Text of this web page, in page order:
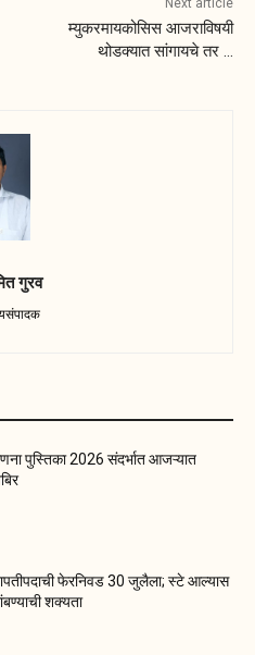
Next article
म्युकरमायकोसिस आजराविषयी
थोडक्यात सांगायचे तर …
गुरव
पुस्तिका 2026 संदर्भात आजऱ्यात
फेरनिवड 30 जुलैला; स्टे आल्यास
शक्यता